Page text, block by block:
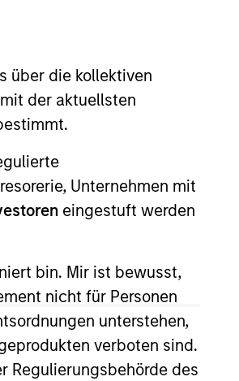
über die kollektiven
der aktuellsten
Unternehmen mit
eingestuft werden
bin. Mir ist bewusst,
nicht für Personen
unterstehen,
verboten sind.
Regulierungsbehörde des
where he
over 11
Mr.
&